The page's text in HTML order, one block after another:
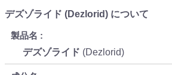
デズゾライド (Dezlorid) について
製品名
デズゾライド (Dezlorid)